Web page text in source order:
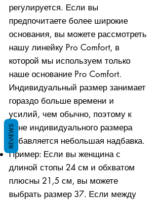
регулируется. Если вы
предпочитаете более широкие
основания, вы можете рассмотреть
нашу линейку Pro Comfort, в
которой мы используем только
наше основание Pro Comfort.
Индивидуальный размер занимает
гораздо больше времени и
усилий, чем обычно, поэтому к
цене индивидуального размера
добавляется небольшая надбавка.
Пример: Если вы женщина с
длиной стопы 24 см и обхватом
плюсны 21,5 см, вы можете
выбрать размер 37. Если между
REVIEWS